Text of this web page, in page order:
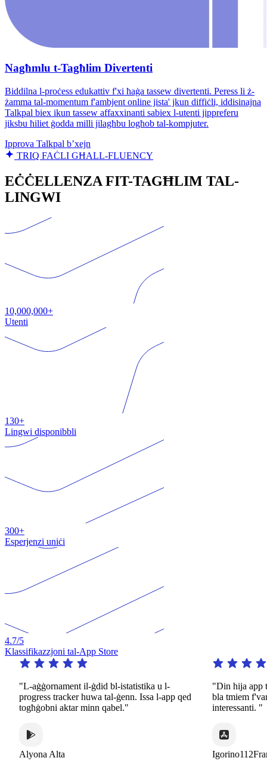
Nagħmlu t-Tagħlim Divertenti
Biddilna l-proċess edukattiv f'xi ħaġa tassew divertenti. Peress li ż-
żamma tal-momentum f'ambjent online jista' jkun diffiċli, iddisinajna
Talkpal biex ikun tassew affaxxinanti sabiex l-utenti jippreferu
jiksbu ħiliet ġodda milli jilagħbu logħob tal-kompjuter.
Ipprova Talkpal b’xejn
TRIQ FAĊLI GĦALL-FLUENCY
EĊĊELLENZA FIT-TAGĦLIM TAL-
LINGWI
10,000,000+
Utenti
130+
Lingwi disponibbli
300+
Esperjenzi uniċi
4.7/5
Klassifikazzjoni tal-App Store
"L-aġġornament il-ġdid bl-istatistika u l-
progress tracker huwa tal-ġenn. Issa l-app qed
togħġobni aktar minn qabel."
Alyona Alta
"Din hija app
bla tmiem
interessanti. "